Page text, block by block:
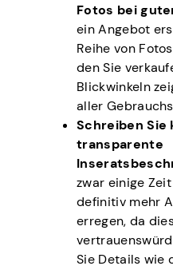
Fotos bei
ein Angebot
Reihe von
den Sie
Blickwinkeln
aller
Schreiben Sie
transparente
zwar einige
definitiv mehr
erregen, da
Sie Details wie